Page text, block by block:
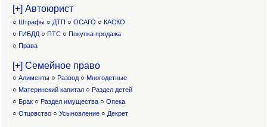
[+] Автоюрист
○ Штрафы ○ ДТП ○ ОСАГО ○ КАСКО
○ ГИБДД ○ ПТС ○ Покупка продажа
○ Права
[+] Семейное право
○ Алименты ○ Развод ○ Многодетные
○ Материнский капитал○ Раздел детей
○ Брак ○ Раздел имущества ○ Опека
○ Отцовство○ Усыновление ○ Декрет